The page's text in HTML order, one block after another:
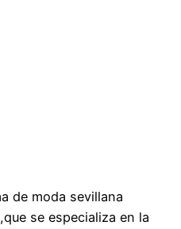
de moda sevillana
se especializa en la